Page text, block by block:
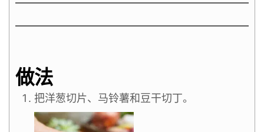
做法
把洋葱切片、马铃薯和豆干切丁。